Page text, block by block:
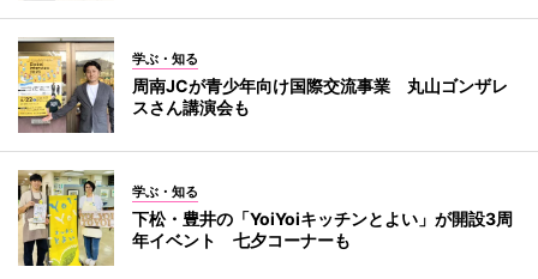
学ぶ・知る
周南JCが青少年向け国際交流事業 丸山ゴンザレ
スさん講演会も
学ぶ・知る
下松・豊井の「YoiYoiキッチンとよい」が開設3周
年イベント 七夕コーナーも